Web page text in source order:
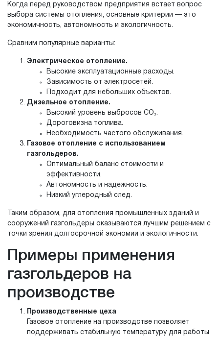
Когда перед руководством предприятия встает вопрос
выбора системы отопления, основные критерии — это
экономичность, автономность и экологичность.
Сравним популярные варианты:
Электрическое отопление.
Высокие эксплуатационные расходы.
Зависимость от электросетей.
Подходит для небольших объектов.
Дизельное отопление.
Высокий уровень выбросов СО₂.
Дороговизна топлива.
Необходимость частого обслуживания.
Газовое отопление с использованием
газгольдеров.
Оптимальный баланс стоимости и
эффективности.
Автономность и надежность.
Низкий углеродный след.
Таким образом, для отопления промышленных зданий и
сооружений газгольдеры оказываются лучшим решением с
точки зрения долгосрочной экономии и экологичности.
Примеры применения
газгольдеров на
производстве
Производственные цеха
Газовое отопление на производстве позволяет
поддерживать стабильную температуру для работы